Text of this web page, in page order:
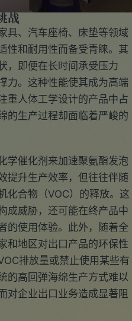
战
具、汽车座椅、床垫等领域
性和耐用性而备受青睐。其
，即便在长时间承受压力
力。这种性能使其成为高端
重人体工学设计的产品中占
的生产过程却面临着严峻的
学催化剂来加速聚氨酯发泡
提升生产效率，但往往伴随
化合物（VOC）的释放。这
成威胁，还可能在终产品中
的使用体验。此外，随着全
和地区对出口产品的环保性
排放量或禁止使用某些有
的高回弹海绵生产方式难以
对企业出口业务造成显著阻